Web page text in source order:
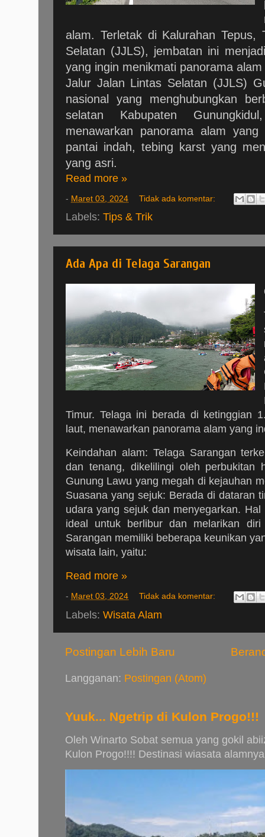
alam. Terletak di Kalurahan
Selatan (JJLS), jembatan ini
yang ingin menikmati panorama
Jalur Jalan Lintas Selatan (JJLS)
nasional yang menghubungkan
selatan Kabupaten
menawarkan panorama alam
pantai indah, tebing karst yang
yang asri.
Read more »
- Maret 03, 2024 Tidak ada komentar:
Labels: Tips & Trik
Ada Apa di Telaga Sarangan
Timur. Telaga ini berada di ketinggian
laut, menawarkan panorama alam yang
Keindahan alam: Telaga Sarangan
dan tenang, dikelilingi oleh perbukitan
Gunung Lawu yang megah di kejauhan
Suasana yang sejuk: Berada di dataran
udara yang sejuk dan menyegarkan.
ideal untuk berlibur dan melarikan
Sarangan memiliki beberapa keunikan
wisata lain, yaitu:
Read more »
- Maret 03, 2024 Tidak ada komentar:
Labels: Wisata Alam
Postingan Lebih Baru
Langganan: Postingan (Atom)
Yuuk... Ngetrip di Kulon Progo!!!
Oleh Winarto Sobat semua yang gokil
Kulon Progo!!!! Destinasi wiasata